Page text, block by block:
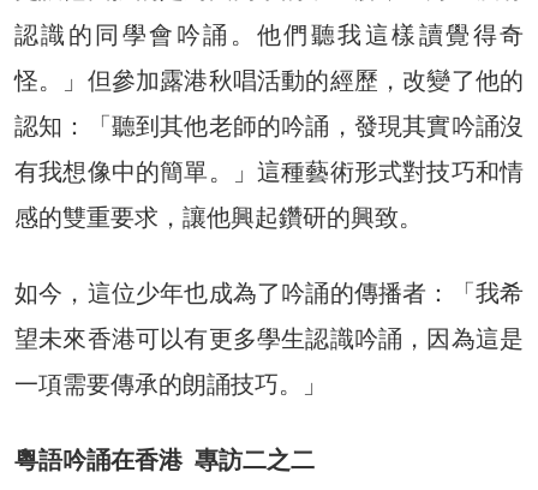
認識的同學會吟誦。他們聽我這樣讀覺得奇
怪。」但參加露港秋唱活動的經歷，改變了他的
認知：「聽到其他老師的吟誦，發現其實吟誦沒
有我想像中的簡單。」這種藝術形式對技巧和情
感的雙重要求，讓他興起鑽研的興致。
如今，這位少年也成為了吟誦的傳播者：「我希
望未來香港可以有更多學生認識吟誦，因為這是
一項需要傳承的朗誦技巧。」
粵語吟誦在香港 專訪二之二